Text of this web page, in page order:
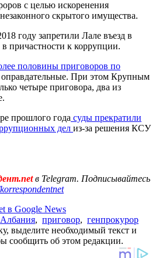
с целью искоренения
скрытого имущества.
году запретили Лале въезд в
в причастности к коррупции.
половины приговоров по
При этом Крупным
четыре приговора, два из
прошлого года суды прекратили
дел из-за решения КСУ
в Telegram. Подписывайтесь
в Google News
Албания, приговор, генпрокурор
выделите необходимый текст и
сообщить об этом редакции.